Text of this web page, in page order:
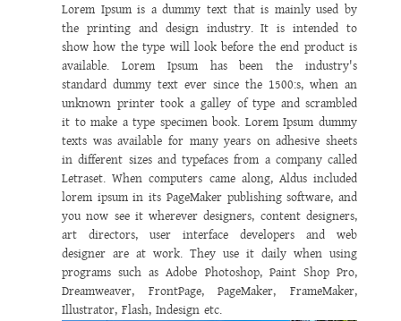
Lorem Ipsum is a dummy text that is mainly used by
the printing and design industry. It is intended to
show how the type will look before the end product is
available. Lorem Ipsum has been the industry's
standard dummy text ever since the 1500:s, when an
unknown printer took a galley of type and scrambled
it to make a type specimen book. Lorem Ipsum dummy
texts was available for many years on adhesive sheets
in different sizes and typefaces from a company called
Letraset. When computers came along, Aldus included
lorem ipsum in its PageMaker publishing software, and
you now see it wherever designers, content designers,
art directors, user interface developers and web
designer are at work. They use it daily when using
programs such as Adobe Photoshop, Paint Shop Pro,
Dreamweaver, FrontPage, PageMaker, FrameMaker,
Illustrator, Flash, Indesign etc.